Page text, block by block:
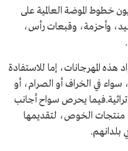
خطوط الموضة العالمية على
وأحزمة، وقبعات رأس،
المهرجانات، إما للاستفادة
سواء في الخراف أو الصرام، أو
تراثية.فيما يحرص سواح أجانب
منتجات الخوص، لتقديمها
بلدانهم.